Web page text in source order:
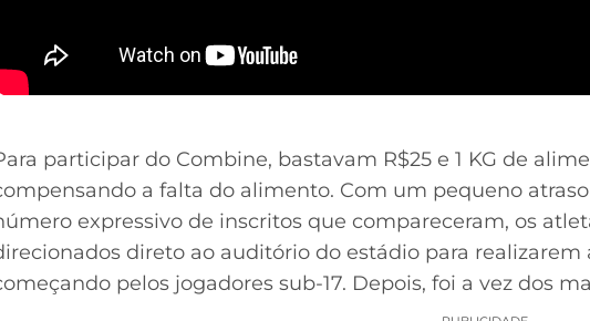
participar do Combine, bastavam R$25 e 1 KG de
a falta do alimento. Com um pequeno
expressivo de inscritos que compareceram, os
direto ao auditório do estádio para realizarem
pelos jogadores sub-17. Depois, foi a vez dos